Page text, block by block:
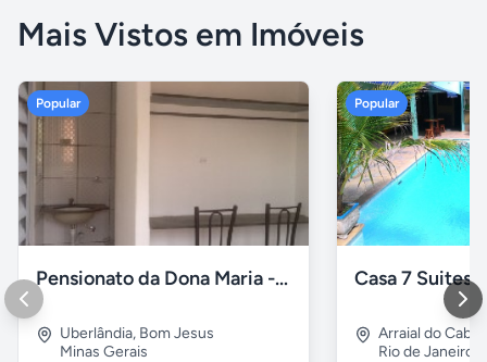
Mais Vistos em Imóveis
Popular
Pensionato da Dona Maria - Uberlândia/MG
Uberlândia, Bom Jesus
Minas Gerais
Popular
Arraial do Cabo
Rio de Janeiro